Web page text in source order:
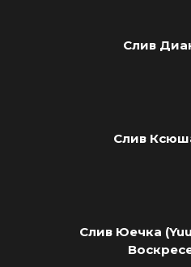
Слив
Слив
Слив Юечка